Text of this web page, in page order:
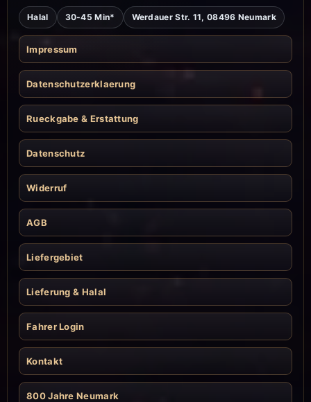
Halal 30-45 Min* Werdauer Str. 11, 08496 Neumark
Impressum
Datenschutzerklaerung
Rueckgabe & Erstattung
Datenschutz
Widerruf
AGB
Liefergebiet
Lieferung & Halal
Fahrer Login
Kontakt
800 Jahre Neumark